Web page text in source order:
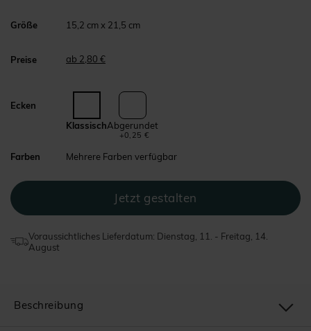
Größe 15,2 cm x 21,5 cm
Preise ab 2,80 €
Ecken
KlassischAbgerundet
+0,25 €
Farben Mehrere Farben verfügbar
Voraussichtliches Lieferdatum: Dienstag, 11. - Freitag, 14.
August
Beschreibung